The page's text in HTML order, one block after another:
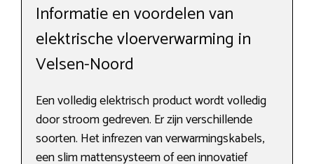
Informatie en voordelen van
elektrische vloerverwarming in
Velsen-Noord
Een volledig elektrisch product wordt volledig
door stroom gedreven. Er zijn verschillende
soorten. Het infrezen van verwarmingskabels,
een slim mattensysteem of een innovatief